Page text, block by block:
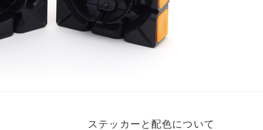
ステッカーと配色について